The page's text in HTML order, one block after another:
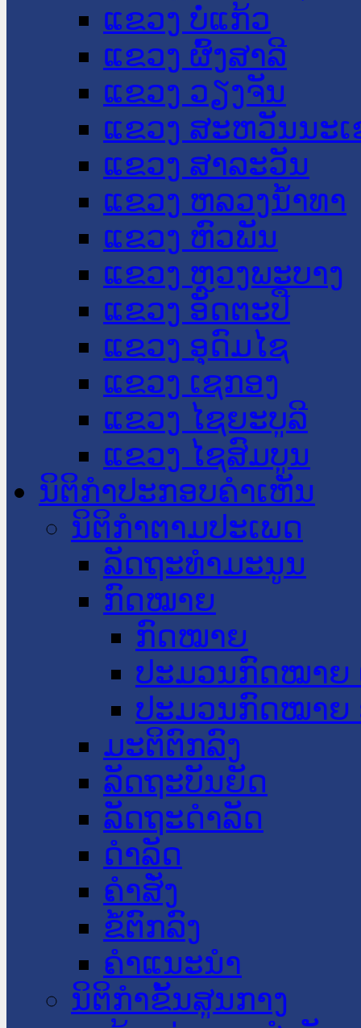
ແຂວງ ບໍ່ແກ້ວ
ແຂວງ ຜົ້ງສາລີ
ແຂວງ ວຽງຈັນ
ແຂວງ ສະຫວັນນະ
ແຂວງ ສາລະວັນ
ແຂວງ ຫລວງນໍ້າທາ
ແຂວງ ຫົວພັນ
ແຂວງ ຫຼວງພະບາງ
ແຂວງ ອັດຕະປື
ແຂວງ ອຸດົມໄຊ
ແຂວງ ເຊກອງ
ແຂວງ ໄຊຍະບູລີ
ແຂວງ ໄຊສົມບູນ
ນິຕິກໍາປະກອບຄໍາເຫັນ
ນິຕິກໍາຕາມປະເພດ
ລັດຖະທໍາມະນູນ
ກົດໝາຍ
ກົດໝາຍ
ປະມວນກົດໝາຍ
ປະມວນກົດໝາຍ
ມະຕິຕົກລົງ
ລັດຖະບັນຍັດ
ລັດຖະດໍາລັດ
ດໍາລັດ
ຄໍາສັ່ງ
ຂໍ້ຕົກລົງ
ຄໍາແນະນໍາ
ນິຕິກຳຂັ້ນສູນກາງ